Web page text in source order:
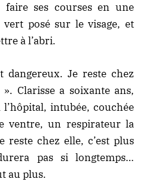
faire ses courses en une
posé sur le visage, et
à l’abri.
Je reste chez
Clarisse a soixante ans,
intubée, couchée
ventre, un respirateur la
reste chez elle, c’est plus
pas si longtemps…
au plus.